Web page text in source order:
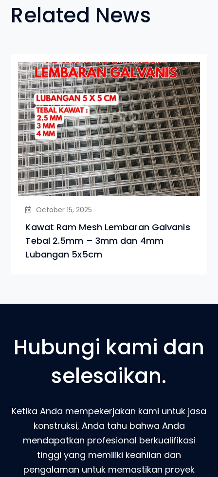
Related News
October 15, 2025
Kawat Ram Mesh Lembaran Galvanis
Tebal 2.5mm – 3mm dan 4mm
Lubangan 5x5cm
Hubungi kami dan
selesaikan.
Ketika Anda mempekerjakan kami untuk jasa
konstruksi, Anda tahu bahwa Anda
mendapatkan profesional berkualifikasi
tinggi yang memiliki keahlian dan
pengalaman untuk memastikan proyek